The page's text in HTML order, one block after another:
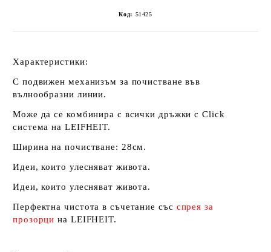
Код: 51425
Характеристики:
С подвижен механизъм за почистване във
вълнообразни линии.
Може да се комбинира с всички дръжки с Click
система на LEIFHEIT.
Ширина на почистване: 28см.
Идеи, които улесняват живота.
Идеи, които улесняват живота.
Перфектна чистота в съчетание със спрея за
прозорци на LEIFHEIT.